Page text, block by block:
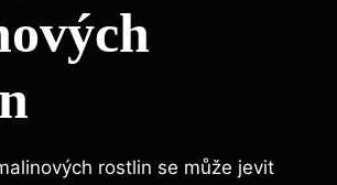
rostlin se může jevit​